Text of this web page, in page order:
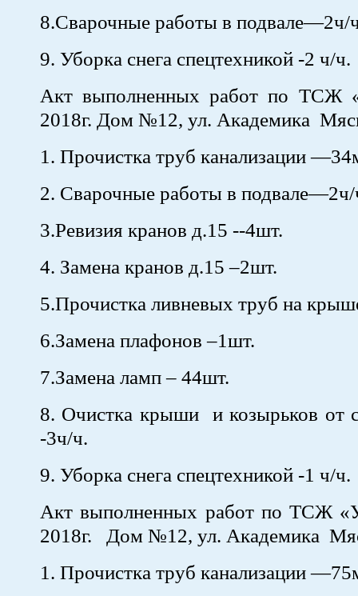
8.Сварочные работы в подвале—2ч/
9. Уборка снега спецтехникой -2 ч/ч.
Акт выполненных работ по ТСЖ
2018г. Дом №12, ул. Академика
1. Прочистка труб канализации
2. Сварочные работы в
3.Ревизия кранов д.15 --4шт.
4. Замена кранов д.15 –2шт.
5.Прочистка ливневых труб на
6.Замена плафонов –1шт.
7.Замена ламп – 44шт.
8. Очистка крыши и козырьков от
-3ч/ч.
9. Уборка снега спецтехникой -1 ч/ч.
Акт выполненных работ по ТСЖ
2018г. Дом №12, ул. Академика
1. Прочистка труб канализации